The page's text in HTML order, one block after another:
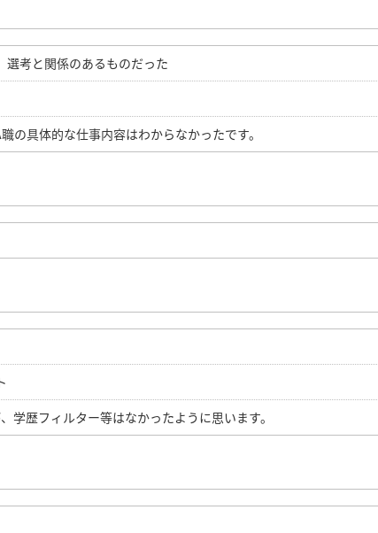
考と関係のあるものだった
の具体的な仕事内容はわからなかったです。
学歴フィルター等はなかったように思います。